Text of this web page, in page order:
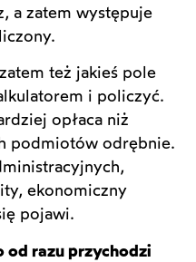
a zatem występuje
też jakieś pole
i policzyć.
opłaca niż
podmiotów odrębnie.
ekonomiczny
pojawi.
od razu przychodzi